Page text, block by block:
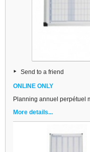
Send to a friend
ONLINE ONLY
Planning annuel perpétuel
More details...